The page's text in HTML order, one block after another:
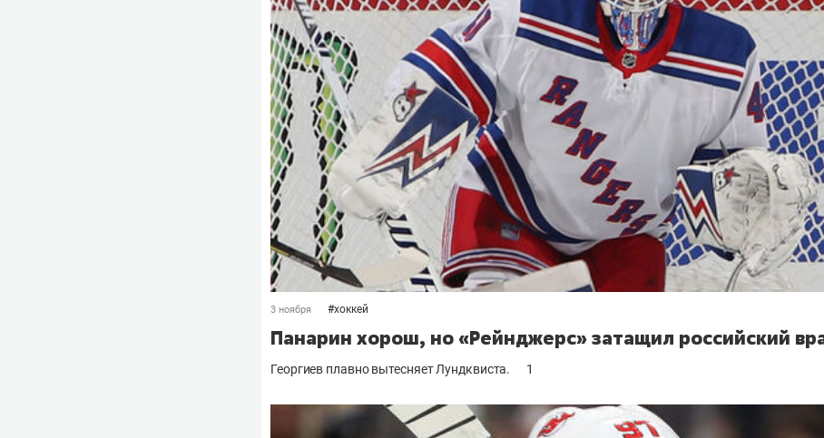
3 ноября #хоккей
Панарин хорош, но «Рейнджерс» затащил российский
Георгиев плавно вытесняет Лундквиста. 1